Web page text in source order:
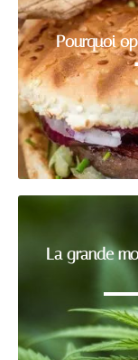
Pourquoi
La grande